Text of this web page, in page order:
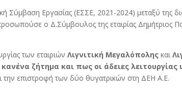
Σύμβαση Εργασίας (ΕΣΣΕ, 2021-2024) μεταξύ της
ο Δ.Σύμβουλος της εταιρίας Δημήτριος
των εταιριώνΛιγνιτική Μεγαλόποληςκαι
ζήτημα και πως οι άδειες λειτουργίας
την επιστροφή των δύο θυγατρικών στη ΔΕΗ Α.Ε.